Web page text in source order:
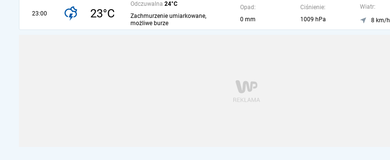
23:00 23°C
Odczuwalna 24°C
Zachmurzenie umiarkowane,
możliwe burze
Opad:
0 mm
Ciśnienie:
1009 hPa
Wiatr:
8 km/h